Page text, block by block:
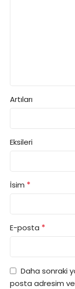
Artıları
Eksileri
İsim *
E-posta *
Daha sonraki
posta adresim